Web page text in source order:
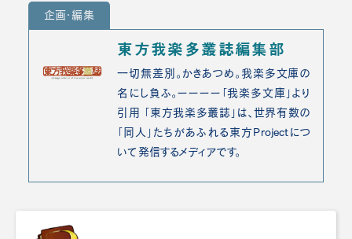
企画・編集
東方我楽多叢誌編集部
一切無差別。かきあつめ。我楽多文庫の
名にし負ふ。ーーーー「我楽多文庫」より
引用 「東方我楽多叢誌」は、世界有数の
「同人」たちがあふれる東方Projectにつ
いて発信するメディアです。